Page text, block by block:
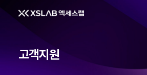
고객지원